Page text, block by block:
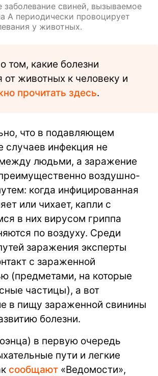
заболевание свиней, вызываемое
А периодически провоцирует
у животных.
том, какие болезни
от животных к человеку и
прочитать здесь.
что в подавляющем
случаев инфекция не
людьми, а заражение
воздушно-
когда инфицированная
или чихает, капли с
в них вирусом гриппа
по воздуху. Среди
заражения эксперты
с зараженной
(предметами, на которые
частицы), а вот
в пищу зараженной свинины
болезни.
в первую очередь
пути и легкие
сообщают «Ведомости»,